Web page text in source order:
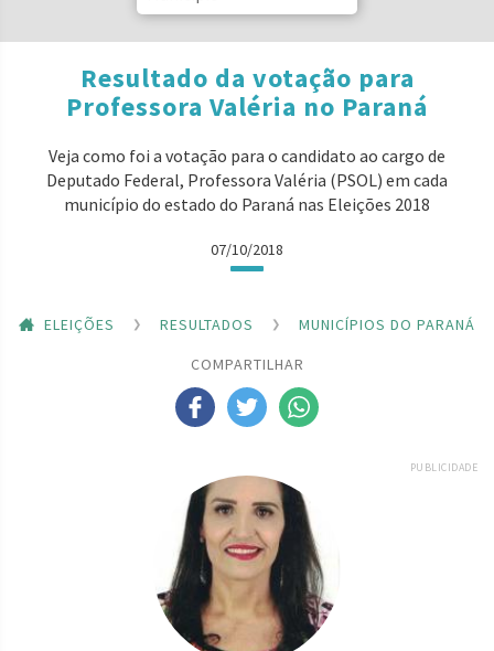
Resultado da votação para
Professora Valéria no Paraná
Veja como foi a votação para o candidato ao cargo de
Deputado Federal, Professora Valéria (PSOL) em cada
município do estado do Paraná nas Eleições 2018
07/10/2018
ELEIÇÕES RESULTADOS
MUNICÍPIOS DO PARANÁ
COMPARTILHAR
PUBLICIDADE